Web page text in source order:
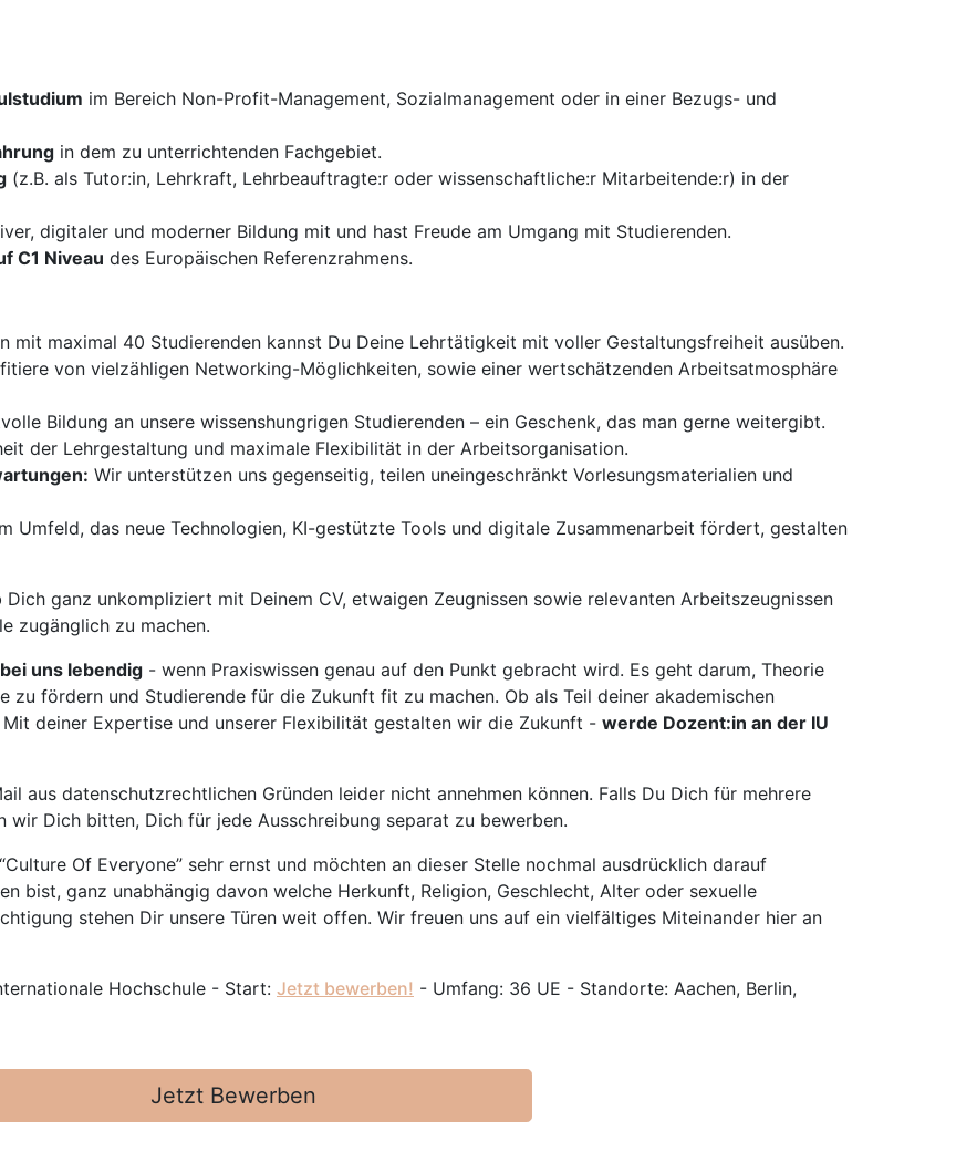
im Bereich Non-Profit-Management, Sozialmanagement oder in einer Bezugs- und
in dem zu unterrichtenden Fachgebiet.
(z.B. als Tutor:in, Lehrkraft, Lehrbeauftragte:r oder wissenschaftliche:r Mitarbeitende:r) in der
digitaler und moderner Bildung mit und hast Freude am Umgang mit Studierenden.
C1 Niveau des Europäischen Referenzrahmens.
mit maximal 40 Studierenden kannst Du Deine Lehrtätigkeit mit voller Gestaltungsfreiheit ausüben.
von vielzähligen Networking-Möglichkeiten, sowie einer wertschätzenden Arbeitsatmosphäre
Bildung an unsere wissenshungrigen Studierenden – ein Geschenk, das man gerne weitergibt.
der Lehrgestaltung und maximale Flexibilität in der Arbeitsorganisation.
Wir unterstützen uns gegenseitig, teilen uneingeschränkt Vorlesungsmaterialien und
Umfeld, das neue Technologien, KI-gestützte Tools und digitale Zusammenarbeit fördert, gestalten
Dich ganz unkompliziert mit Deinem CV, etwaigen Zeugnissen sowie relevanten Arbeitszeugnissen
zugänglich zu machen.
uns lebendig - wenn Praxiswissen genau auf den Punkt gebracht wird. Es geht darum, Theorie
zu fördern und Studierende für die Zukunft fit zu machen. Ob als Teil deiner akademischen
deiner Expertise und unserer Flexibilität gestalten wir die Zukunft - werde Dozent:in an der IU
aus datenschutzrechtlichen Gründen leider nicht annehmen können. Falls Du Dich für mehrere
wir Dich bitten, Dich für jede Ausschreibung separat zu bewerben.
Of Everyone” sehr ernst und möchten an dieser Stelle nochmal ausdrücklich darauf
bist, ganz unabhängig davon welche Herkunft, Religion, Geschlecht, Alter oder sexuelle
stehen Dir unsere Türen weit offen. Wir freuen uns auf ein vielfältiges Miteinander hier an
Hochschule - Start: Jetzt bewerben! - Umfang: 36 UE - Standorte: Aachen, Berlin,
Jetzt Bewerben